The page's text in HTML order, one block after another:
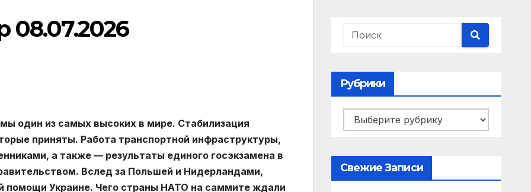
08.07.2026
один из самых высоких в мире. Стабилизация
приняты. Работа транспортной инфраструктуры,
а также — результаты единого госэкзамена в
Вслед за Польшей и Нидерландами,
помощи Украине. Чего страны НАТО на саммите ждали
Рубрики
Рубрики
Свежие Записи